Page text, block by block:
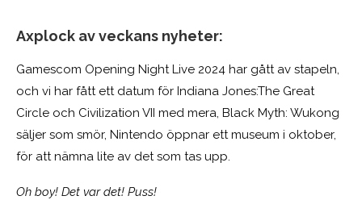
Axplock av veckans nyheter:
Gamescom Opening Night Live 2024 har gått av stapeln,
och vi har fått ett datum för Indiana Jones:The Great
Circle och Civilization VII med mera, Black Myth: Wukong
säljer som smör, Nintendo öppnar ett museum i oktober,
för att nämna lite av det som tas upp.
Oh boy! Det var det! Puss!